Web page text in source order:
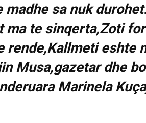
madhe sa nuk
ma te sinqerta,Zoti
rende,Kallmeti eshte
Musa,gazetar dhe
Marinela